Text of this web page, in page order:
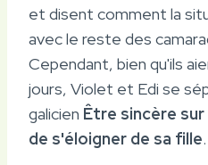
et disent comment la
avec le reste des
Cependant, bien qu'ils
jours, Violet et Edi se
galicien Être sincère
de s'éloigner de sa fille.